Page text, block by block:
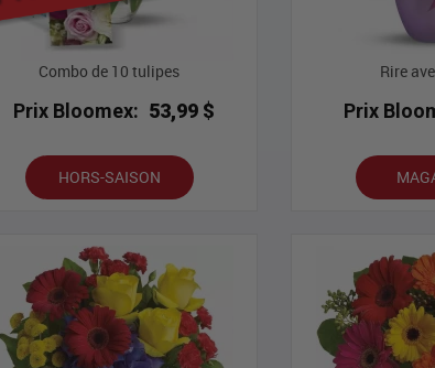
Combo de 10 tulipes
Prix Bloomex: 53,99 $
HORS-SAISON
Rire
Prix